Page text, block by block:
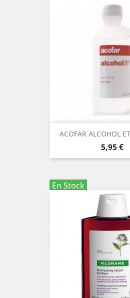
ACOFAR ALCOHOL
Precio
5,95 €
En Stock